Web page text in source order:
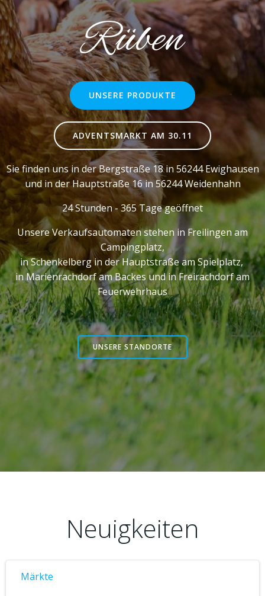
Rüben
UNSERE PRODUKTE
ADVENTSMARKT AM 30.11
Sie finden uns in der Bergstraße 18 in 56244 Ewighausen
und in der Hauptstraße 16 in 56244 Weidenhahn
24 Stunden - 365 Tage geöffnet
Unsere Verkaufsautomaten stehen in Freilingen am
Campingplatz,
in Schenkelberg in der Hauptstraße am Spielplatz,
in Marienrachdorf am Backes und in Freirachdorf am
Feuerwehrhaus
UNSERE STANDORTE
Neuigkeiten
Märkte